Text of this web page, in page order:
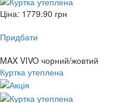
Ціна: 1779.90 грн
Придбати
MAX VIVO чорний/жовтий
Куртка утеплена